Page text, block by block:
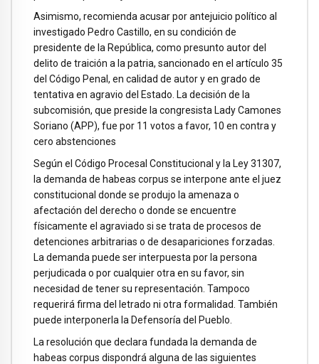
Asimismo, recomienda acusar por antejuicio político al
investigado Pedro Castillo, en su condición de
presidente de la República, como presunto autor del
delito de traición a la patria, sancionado en el artículo 35
del Código Penal, en calidad de autor y en grado de
tentativa en agravio del Estado. La decisión de la
subcomisión, que preside la congresista Lady Camones
Soriano (APP), fue por 11 votos a favor, 10 en contra y
cero abstenciones
Según el Código Procesal Constitucional y la Ley 31307,
la demanda de habeas corpus se interpone ante el juez
constitucional donde se produjo la amenaza o
afectación del derecho o donde se encuentre
físicamente el agraviado si se trata de procesos de
detenciones arbitrarias o de desapariciones forzadas.
La demanda puede ser interpuesta por la persona
perjudicada o por cualquier otra en su favor, sin
necesidad de tener su representación. Tampoco
requerirá firma del letrado ni otra formalidad. También
puede interponerla la Defensoría del Pueblo.
La resolución que declara fundada la demanda de
habeas corpus dispondrá alguna de las siguientes